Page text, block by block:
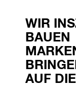
WIR
BAUEN
AUF